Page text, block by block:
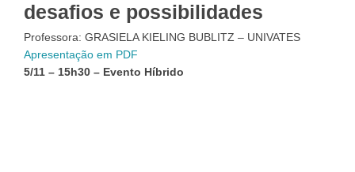
desafios e possibilidades
Professora: GRASIELA KIELING BUBLITZ – UNIVATES
Apresentação em PDF
5/11 – 15h30 – Evento Híbrido